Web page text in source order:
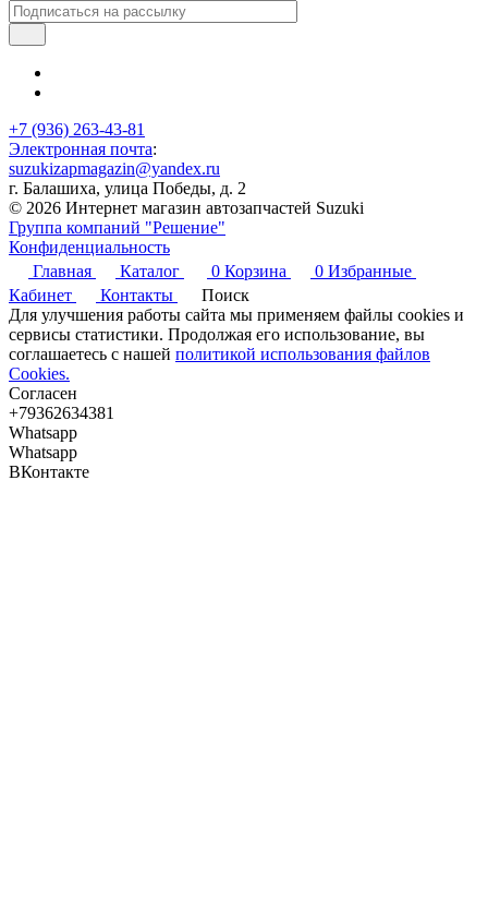
+7 (936) 263-43-81
Электронная почта:
suzukizapmagazin@yandex.ru
г. Балашиха, улица Победы, д. 2
© 2026 Интернет магазин автозапчастей Suzuki
Группа компаний "Решение"
Конфиденциальность
Главная
Каталог 0 Корзина 0 Избранные
Кабинет
Контакты
Поиск
Для улучшения работы сайта мы применяем файлы cookies и
сервисы статистики. Продолжая его использование, вы
соглашаетесь с нашей политикой использования файлов
Cookies.
Согласен
+79362634381
Whatsapp
Whatsapp
ВКонтакте